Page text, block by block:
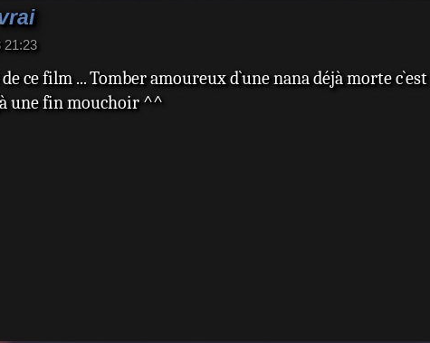
21:23
ce film ... Tomber amoureux d`une nana déjà morte
une fin mouchoir ^^